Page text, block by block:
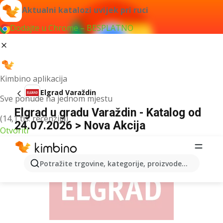
Aktualni katalozi uvijek pri ruci
Dodajte u Chrome – BESPLATNO
Kimbino aplikacija
Sve ponude na jednom mjestu
(14,1 tis. recenzija)
Otvoriti
Potražite trgovine, kategorije, proizvode...
Elgrad Varaždin
Elgrad u gradu Varaždin - Katalog od
24.07.2026 > Nova Akcija